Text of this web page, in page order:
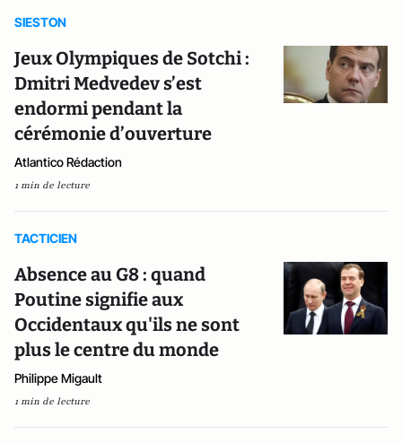
SIESTON
Jeux Olympiques de Sotchi :
Dmitri Medvedev s’est
endormi pendant la
cérémonie d’ouverture
Atlantico Rédaction
1 min de lecture
TACTICIEN
Absence au G8 : quand
Poutine signifie aux
Occidentaux qu'ils ne sont
plus le centre du monde
Philippe Migault
1 min de lecture